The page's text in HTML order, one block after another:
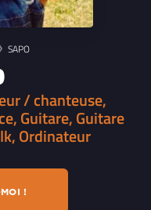
SAPO
/ chanteuse,
Guitare, Guitare
Ordinateur
!